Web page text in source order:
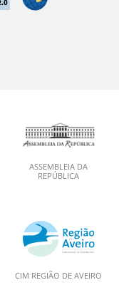
ASSEMBLEIA DA
REPÚBLICA
CIM REGIÃO DE AVEIRO